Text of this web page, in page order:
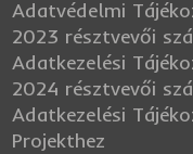
Adatvédelmi
2023 résztvevői
Adatkezelési
2024 résztvevői
Adatkezelési
Projekthez